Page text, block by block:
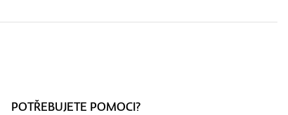
POTŘEBUJETE POMOCI?